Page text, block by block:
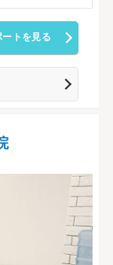
トを見る